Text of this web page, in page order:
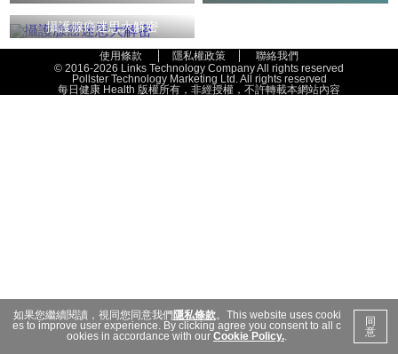
攝護腺癌迷思大解密
使用條款 隱私權政策
聯絡我們
© 2016-2026 Links Technology Company All rights reserved
Pollster Technology Marketing Ltd. All rights reserved
每日健康 Health 版權所有，非經授權，不許轉載本網站內容
同
意
如果您繼續閱讀，視同您同意我們 隱私條款。This website uses cooki
es to improve user experience. By clicking agree you consent to all c
ookies in accordance with our Cookie Policy..